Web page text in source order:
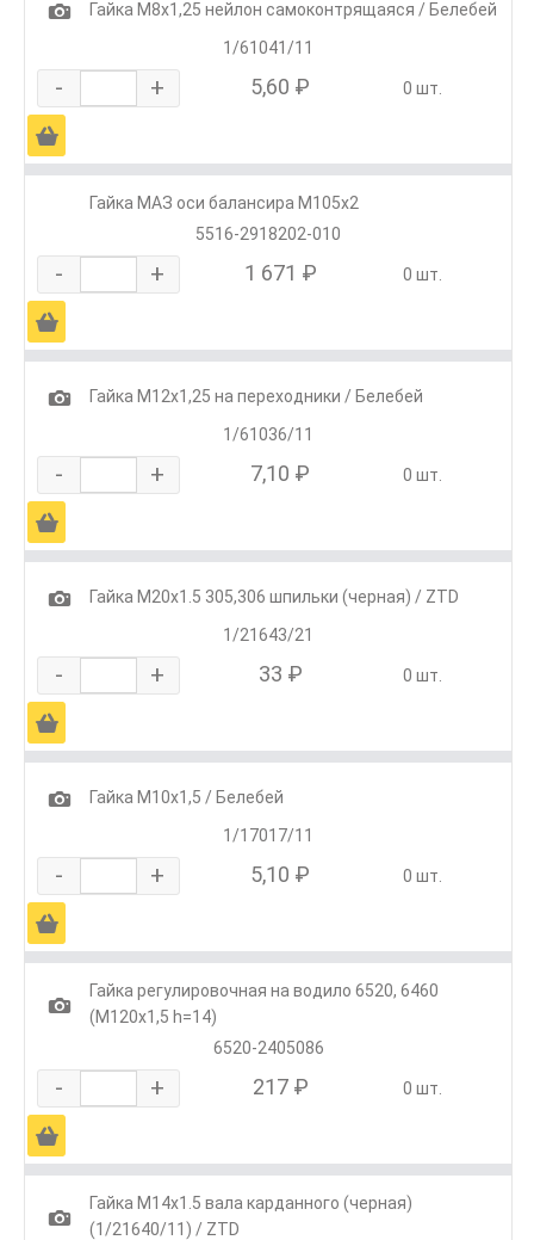
1
Гайка М8х1,25 нейлон самоконтрящаяся / Белебей
1/61041/11
- + 5,60 ₽ 0 шт.
Ä
Гайка МАЗ оси балансира М105х2
5516-2918202-010
- + 1 671 ₽ 0 шт.
Ä
1
Гайка М12х1,25 на переходники / Белебей
1/61036/11
- + 7,10 ₽ 0 шт.
Ä
1
Гайка М20х1.5 305,306 шпильки (черная) / ZTD
1/21643/21
- + 33 ₽ 0 шт.
Ä
1
Гайка М10х1,5 / Белебей
1/17017/11
- + 5,10 ₽ 0 шт.
Ä
1
Гайка регулировочная на водило 6520, 6460
(М120х1,5 h=14)
6520-2405086
- + 217 ₽ 0 шт.
Ä
1
Гайка М14х1.5 вала карданного (черная)
(1/21640/11) / ZTD